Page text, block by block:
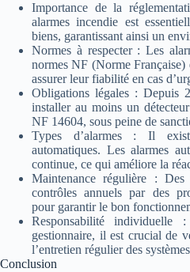
Importance de la
alarmes incendie est
biens, garantissant ainsi un
Normes à respecter : Les
normes NF (Norme
assurer leur fiabilité en cas
Obligations légales : Depuis
installer au moins un
NF 14604, sous peine de
Types d’alarmes : Il
automatiques. Les alarmes
continue, ce qui améliore la
Maintenance régulière :
contrôles annuels par des
pour garantir le bon
Responsabilité
gestionnaire, il est crucial de
l’entretien régulier des
Conclusion